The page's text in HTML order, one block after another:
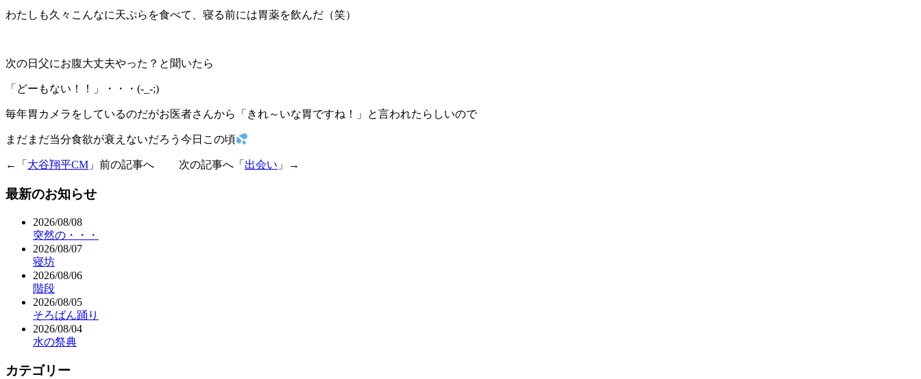
わたしも久々こんなに天ぷらを食べて、寝る前には胃薬を飲んだ（笑）
次の日父にお腹大丈夫やった？と聞いたら
「どーもない！！」・・・(-_-;)
毎年胃カメラをしているのだがお医者さんから「きれ～いな胃ですね！」と言われたらしいので
まだまだ当分食欲が衰えないだろう今日この頃
←「 大谷翔平CM 」前の記事へ 次の記事へ「 出会い 」→
最新のお知らせ
2026/08/08
突然の・・・
2026/08/07
寝坊
2026/08/06
階段
2026/08/05
そろばん踊り
2026/08/04
水の祭典
カテゴリー